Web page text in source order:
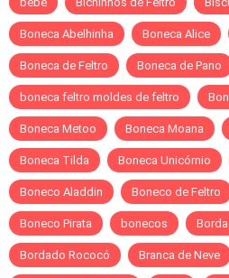
Boneca Abelhinha Boneca Alice
Boneca de Feltro Boneca de Pano
boneca feltro moldes de feltro
Boneca Metoo Boneca Moana
Boneca Tilda Boneca Unicórnio
Boneco Aladdin Boneco de Feltro
Boneco Pirata bonecos
Bordado Rococó Branca de Neve